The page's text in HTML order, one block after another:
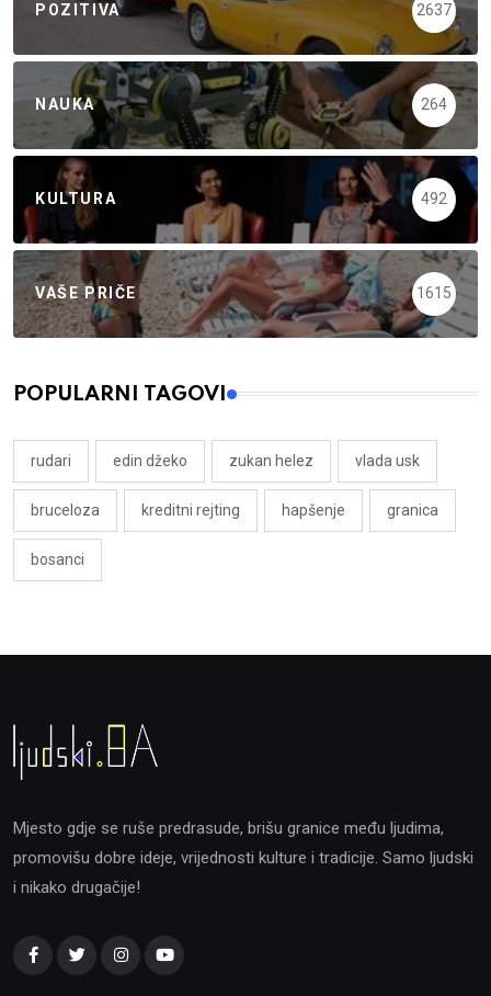
POZITIVA 2637
NAUKA 264
KULTURA 492
VAŠE PRIČE 1615
POPULARNI TAGOVI
rudari edin džeko zukan helez vlada usk
bruceloza kreditni rejting hapšenje granica
bosanci
Mjesto gdje se ruše predrasude, brišu granice među ljudima,
promovišu dobre ideje, vrijednosti kulture i tradicije. Samo ljudski
i nikako drugačije!